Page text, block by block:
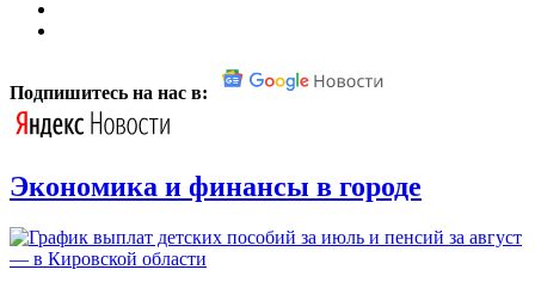
Подпишитесь на нас в:
Экономика и финансы в городе